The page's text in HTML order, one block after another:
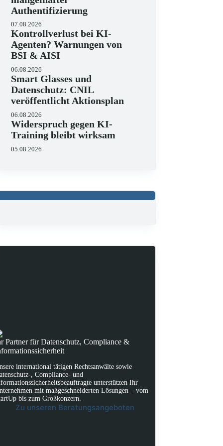
Authentifizierung
07.08.2026
Kontrollverlust bei KI-
Agenten? Warnungen von
BSI & AISI
06.08.2026
Smart Glasses und
Datenschutz: CNIL
veröffentlicht Aktionsplan
06.08.2026
Widerspruch gegen KI-
Training bleibt wirksam
05.08.2026
Partner für Datenschutz, Compliance &
international tätigen Rechtsanwälte sowie
, Compliance- und
unterstützen Ihr
mit maßgeschneiderten Lösungen – vom
bis zum Großkonzern.
Zu unseren Beratungsangeboten